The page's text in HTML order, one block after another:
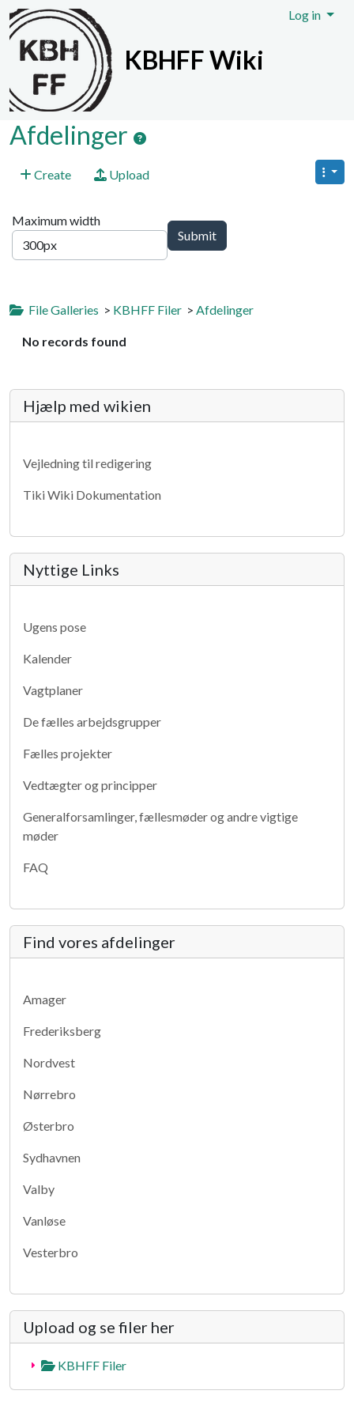
Site identity, navigation, etc.
KBHFF Wiki
Log in
Navigation and related
Afdelinger
Create Upload
Maximum width
File Galleries > KBHFF Filer > Afdelinger
No records found
More content and functionality
Hjælp med wikien
Vejledning til redigering
Tiki Wiki Dokumentation
Nyttige Links
Ugens pose
Kalender
Vagtplaner
De fælles arbejdsgrupper
Fælles projekter
Vedtægter og principper
Generalforsamlinger, fællesmøder og andre vigtige
møder
FAQ
Find vores afdelinger
Amager
Frederiksberg
Nordvest
Nørrebro
Østerbro
Sydhavnen
Valby
Vanløse
Vesterbro
Upload og se filer her
KBHFF Filer